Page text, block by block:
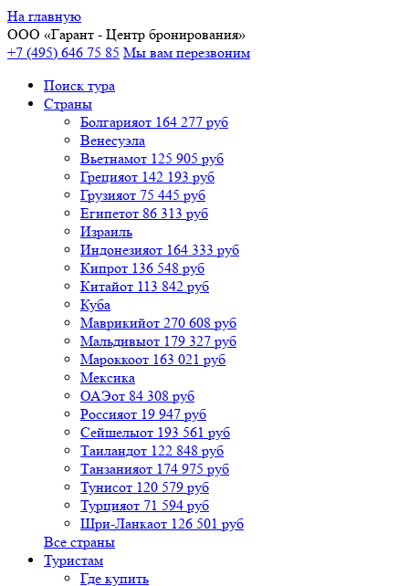
На главную
ООО «Гарант - Центр бронирования»
+7 (495) 646 75 85 Мы вам перезвоним
Поиск тура
Cтраны
Болгарияот 164 277 руб
Венесуэла
Вьетнамот 125 905 руб
Грецияот 142 193 руб
Грузияот 75 445 руб
Египетот 86 313 руб
Израиль
Индонезияот 164 333 руб
Кипрот 136 548 руб
Китайот 113 842 руб
Куба
Маврикийот 270 608 руб
Мальдивыот 179 327 руб
Мароккоот 163 021 руб
Мексика
ОАЭот 84 308 руб
Россияот 19 947 руб
Сейшелыот 193 561 руб
Таиландот 122 848 руб
Танзанияот 174 975 руб
Тунисот 120 579 руб
Турцияот 71 594 руб
Шри-Ланкаот 126 501 руб
Все страны
Туристам
Где купить